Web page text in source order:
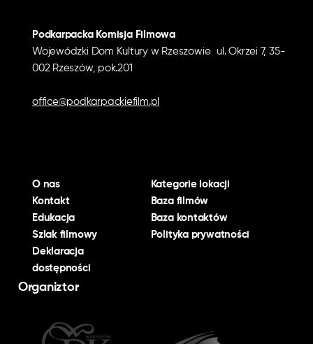
O nas
Kontakt
Edukacja
Szlak filmowy
Deklaracja
dostępności
Kategorie lokacji
Baza filmów
Baza kontaktów
Polityka prywatności
Podkarpacka Komisja Filmowa
Wojewódzki Dom Kultury w Rzeszowie ul. Okrzei 7, 35-
002 Rzeszów, pok.201
office@podkarpackiefilm.pl
Organiztor